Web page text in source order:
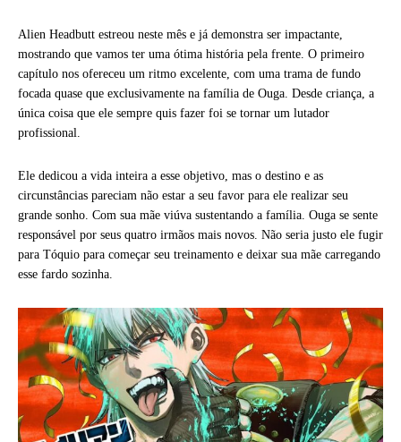
Alien Headbutt estreou neste mês e já demonstra ser impactante,
mostrando que vamos ter uma ótima história pela frente. O primeiro
capítulo nos ofereceu um ritmo excelente, com uma trama de fundo
focada quase que exclusivamente na família de Ouga. Desde criança, a
única coisa que ele sempre quis fazer foi se tornar um lutador
profissional.
Ele dedicou a vida inteira a esse objetivo, mas o destino e as
circunstâncias pareciam não estar a seu favor para ele realizar seu
grande sonho. Com sua mãe viúva sustentando a família. Ouga se sente
responsável por seus quatro irmãos mais novos. Não seria justo ele fugir
para Tóquio para começar seu treinamento e deixar sua mãe carregando
esse fardo sozinha.